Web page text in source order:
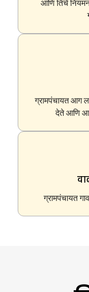
आणि तिचे
ग्रामपंचायत आग
देते आणि
ग्रामपंचायत